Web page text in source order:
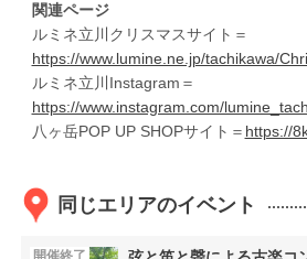
関連ページ
ルミネ立川クリスマスサイト＝
https://www.lumine.ne.jp/tachikawa/
ルミネ立川Instagram＝
https://www.instagram.com/
八ヶ岳POP UP SHOPサイト＝ https://
同じエリアのイベント
開催終了